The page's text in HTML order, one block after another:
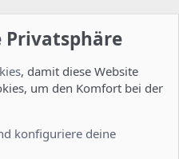
Privatsphäre
, damit diese Website
um den Komfort bei der
konfiguriere deine